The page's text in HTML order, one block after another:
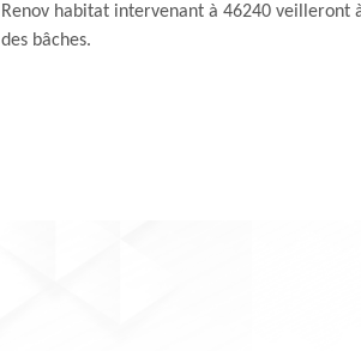
Renov habitat intervenant à 46240
des bâches.